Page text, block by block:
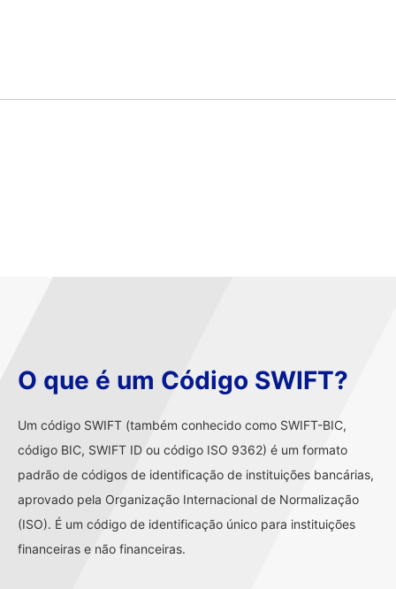
O que é um Código SWIFT?
Um código SWIFT (também conhecido como SWIFT-BIC,
código BIC, SWIFT ID ou código ISO 9362) é um formato
padrão de códigos de identificação de instituições bancárias,
aprovado pela Organização Internacional de Normalização
(ISO). É um código de identificação único para instituições
financeiras e não financeiras.